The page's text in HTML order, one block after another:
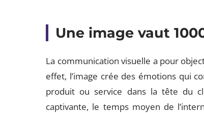
Une image vaut
La communication visuelle a pour
effet, l’image crée des émotions qui
produit ou service dans la tête du
captivante, le temps moyen de